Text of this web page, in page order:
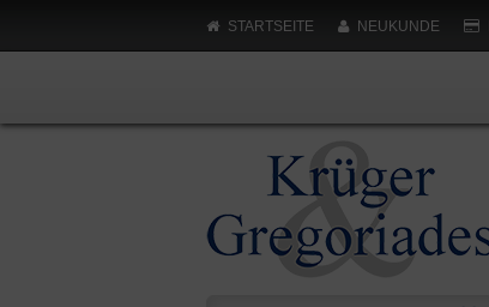
STARTSEITE NEUKUNDE